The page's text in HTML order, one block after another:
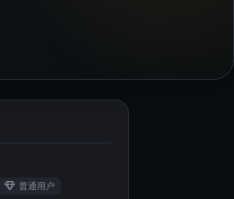
普通用户